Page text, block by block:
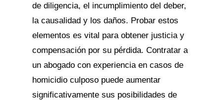
de diligencia, el incumplimiento del deber,
la causalidad y los daños. Probar estos
elementos es vital para obtener justicia y
compensación por su pérdida. Contratar a
un abogado con experiencia en casos de
homicidio culposo puede aumentar
significativamente sus posibilidades de